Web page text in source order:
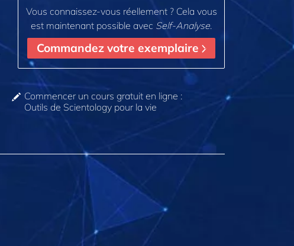
Vous connaissez-vous réellement ? Cela vous
est maintenant possible avec Self-Analyse.
Commandez votre exemplaire
Commencer un cours gratuit en ligne :
Outils de Scientology pour la vie